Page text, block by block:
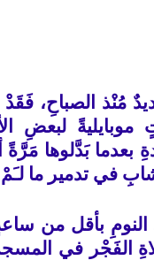
مُنْذ الصباحِ،
موبايليةً لبعضِ
بعدما بَدَّلوها
في تدمير ما
بأقل من
الفَجْر في